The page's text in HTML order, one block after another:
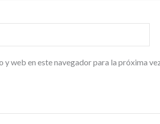
web en este navegador para la próxima